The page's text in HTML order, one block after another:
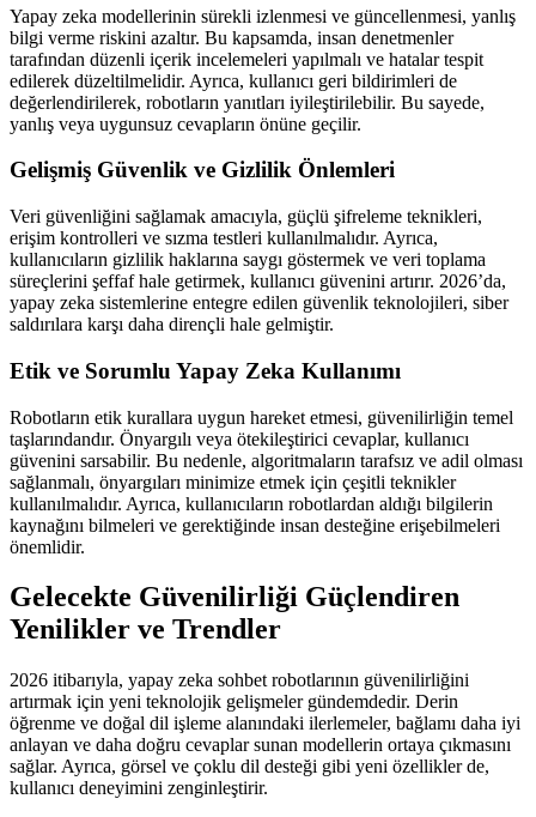
Yapay zeka modellerinin sürekli izlenmesi ve güncellenmesi, yanlış
bilgi verme riskini azaltır. Bu kapsamda, insan denetmenler
tarafından düzenli içerik incelemeleri yapılmalı ve hatalar tespit
edilerek düzeltilmelidir. Ayrıca, kullanıcı geri bildirimleri de
değerlendirilerek, robotların yanıtları iyileştirilebilir. Bu sayede,
yanlış veya uygunsuz cevapların önüne geçilir.
Gelişmiş Güvenlik ve Gizlilik Önlemleri
Veri güvenliğini sağlamak amacıyla, güçlü şifreleme teknikleri,
erişim kontrolleri ve sızma testleri kullanılmalıdır. Ayrıca,
kullanıcıların gizlilik haklarına saygı göstermek ve veri toplama
süreçlerini şeffaf hale getirmek, kullanıcı güvenini artırır. 2026’da,
yapay zeka sistemlerine entegre edilen güvenlik teknolojileri, siber
saldırılara karşı daha dirençli hale gelmiştir.
Etik ve Sorumlu Yapay Zeka Kullanımı
Robotların etik kurallara uygun hareket etmesi, güvenilirliğin temel
taşlarındandır. Önyargılı veya ötekileştirici cevaplar, kullanıcı
güvenini sarsabilir. Bu nedenle, algoritmaların tarafsız ve adil olması
sağlanmalı, önyargıları minimize etmek için çeşitli teknikler
kullanılmalıdır. Ayrıca, kullanıcıların robotlardan aldığı bilgilerin
kaynağını bilmeleri ve gerektiğinde insan desteğine erişebilmeleri
önemlidir.
Gelecekte Güvenilirliği Güçlendiren
Yenilikler ve Trendler
2026 itibarıyla, yapay zeka sohbet robotlarının güvenilirliğini
artırmak için yeni teknolojik gelişmeler gündemdedir. Derin
öğrenme ve doğal dil işleme alanındaki ilerlemeler, bağlamı daha iyi
anlayan ve daha doğru cevaplar sunan modellerin ortaya çıkmasını
sağlar. Ayrıca, görsel ve çoklu dil desteği gibi yeni özellikler de,
kullanıcı deneyimini zenginleştirir.